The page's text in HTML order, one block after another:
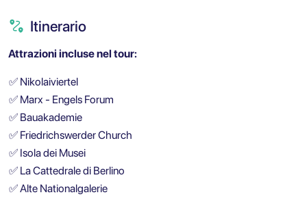
Itinerario
Attrazioni incluse nel tour:
✅ Nikolaiviertel
✅ Marx - Engels Forum
✅ Bauakademie
✅ Friedrichswerder Church
✅ Isola dei Musei
✅ La Cattedrale di Berlino
✅Alte Nationalgalerie